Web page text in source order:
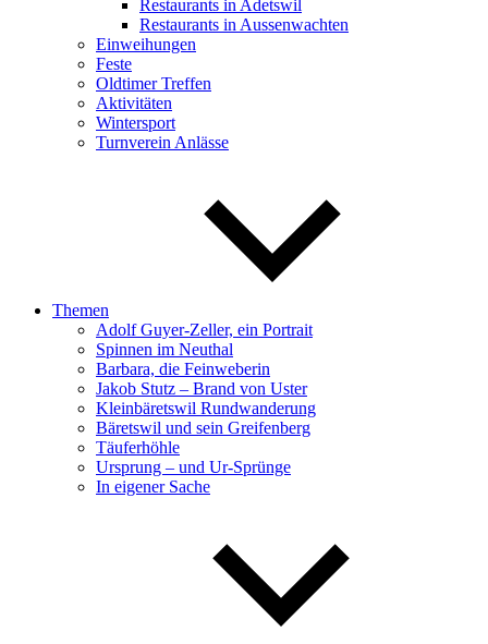
Restaurants in Adetswil
Restaurants in Aussenwachten
Einweihungen
Feste
Oldtimer Treffen
Aktivitäten
Wintersport
Turnverein Anlässe
Themen
Adolf Guyer-Zeller, ein Portrait
Spinnen im Neuthal
Barbara, die Feinweberin
Jakob Stutz – Brand von Uster
Kleinbäretswil Rundwanderung
Bäretswil und sein Greifenberg
Täuferhöhle
Ursprung – und Ur-Sprünge
In eigener Sache